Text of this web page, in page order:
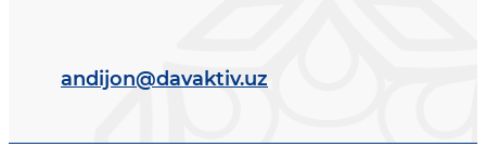
andijon@davaktiv.uz